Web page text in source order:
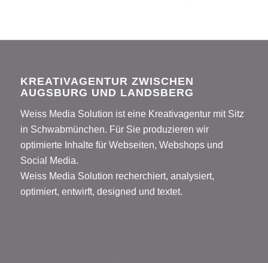
KREATIVAGENTUR ZWISCHEN
AUGSBURG UND LANDSBERG
Weiss Media Solution ist eine Kreativagentur mit Sitz
in Schwabmünchen. Für Sie produzieren wir
optimierte Inhalte für Webseiten, Webshops und
Social Media.
Weiss Media Solution recherchiert, analysiert,
optimiert, entwirft, designed und textet.